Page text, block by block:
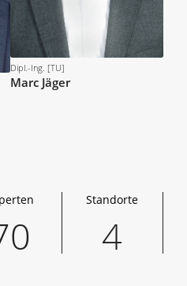
Dipl.-Ing. [TU]
Marc Jäger
Standorte
4